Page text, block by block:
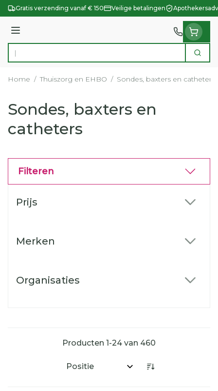
Ga naar de inhoud
Gratis verzending vanaf € 150 Veilige betalingen
Menu
Product, merk, categorie... Zoek
Home / Thuiszorg en EHBO / Sondes, baxters en catheters
Sondes, baxters en
catheters
Filteren
Prijs
Merken
Organisaties
Producten 1-24 van 460
Sorteer op: